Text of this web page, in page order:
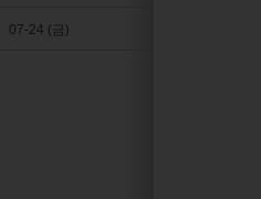
07-24 (금)